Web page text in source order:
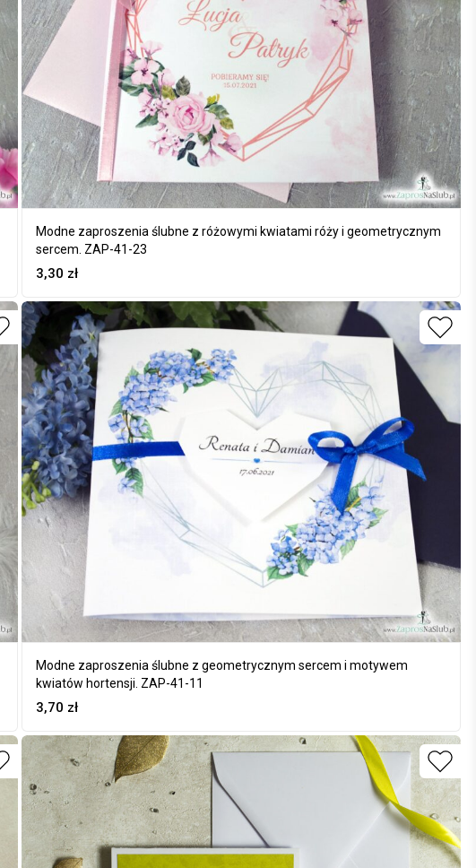
Modne zaproszenia ślubne z różowymi kwiatami róży i geometrycznym
sercem. ZAP-41-23
3,30 zł
Modne zaproszenia ślubne z geometrycznym sercem i motywem
kwiatów hortensji. ZAP-41-11
3,70 zł